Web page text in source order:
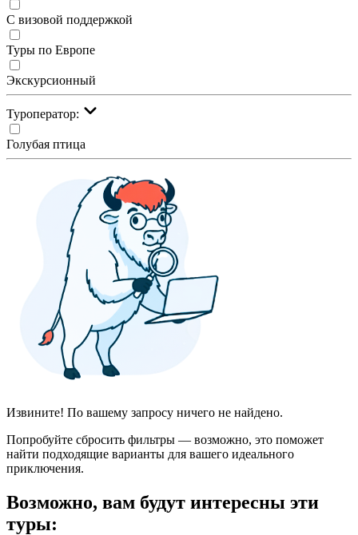
С визовой поддержкой
Туры по Европе
Экскурсионный
Туроператор:
Голубая птица
Извините! По вашему запросу ничего не найдено.
Попробуйте сбросить фильтры — возможно, это поможет
найти подходящие варианты для вашего идеального
приключения.
Возможно, вам будут интересны эти
туры: